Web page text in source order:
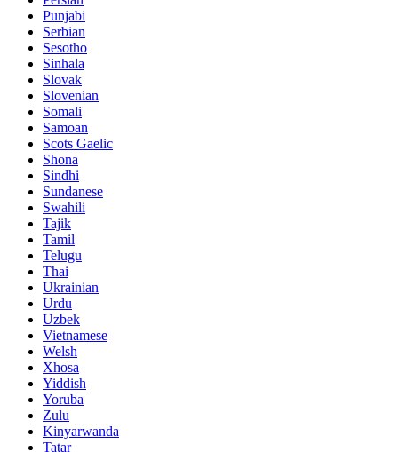
Punjabi
Serbian
Sesotho
Sinhala
Slovak
Slovenian
Somali
Samoan
Scots Gaelic
Shona
Sindhi
Sundanese
Swahili
Tajik
Tamil
Telugu
Thai
Ukrainian
Urdu
Uzbek
Vietnamese
Welsh
Xhosa
Yiddish
Yoruba
Zulu
Kinyarwanda
Tatar